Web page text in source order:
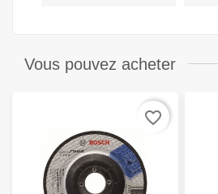
Vous pouvez acheter
favorite_border